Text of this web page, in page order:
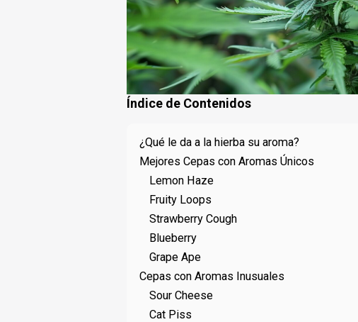
Índice de Contenidos
¿Qué le da a la hierba su aroma?
Mejores Cepas con Aromas Únicos
Lemon Haze
Fruity Loops
Strawberry Cough
Blueberry
Grape Ape
Cepas con Aromas Inusuales
Sour Cheese
Cat Piss